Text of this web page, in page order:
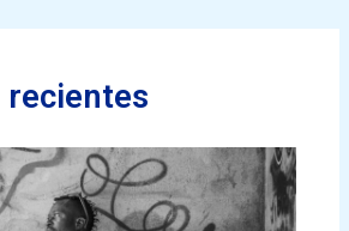
recientes